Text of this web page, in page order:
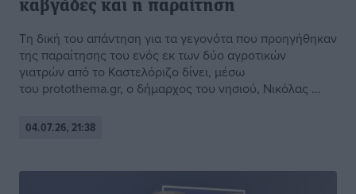
καβγάδες και η παραίτηση
Τη δική του απάντηση για τα γεγονότα που προηγήθηκαν
της παραίτησης του ενός εκ των δύο αγροτικών
γιατρών από το Καστελόριζο δίνει, μέσω
του protothema.gr, ο δήμαρχος του νησιού, Νικόλας ...
04.07.26, 21:38